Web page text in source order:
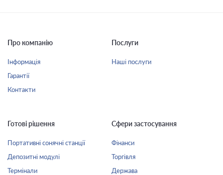
Про компанію
Інформація
Гарантії
Контакти
Послуги
Наші послуги
Готові рішення
Портативні сонячні станції
Депозитні модулі
Термінали
Сфери застосування
Фінанси
Торгівля
Держава